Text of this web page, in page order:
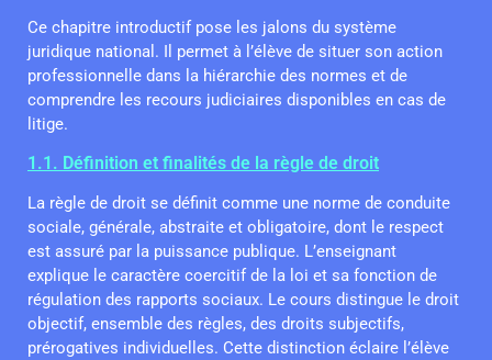
Ce chapitre introductif pose les jalons du système
juridique national. Il permet à l’élève de situer son action
professionnelle dans la hiérarchie des normes et de
comprendre les recours judiciaires disponibles en cas de
litige.
1.1. Définition et finalités de la règle de droit
La règle de droit se définit comme une norme de conduite
sociale, générale, abstraite et obligatoire, dont le respect
est assuré par la puissance publique. L’enseignant
explique le caractère coercitif de la loi et sa fonction de
régulation des rapports sociaux. Le cours distingue le droit
objectif, ensemble des règles, des droits subjectifs,
prérogatives individuelles. Cette distinction éclaire l’élève